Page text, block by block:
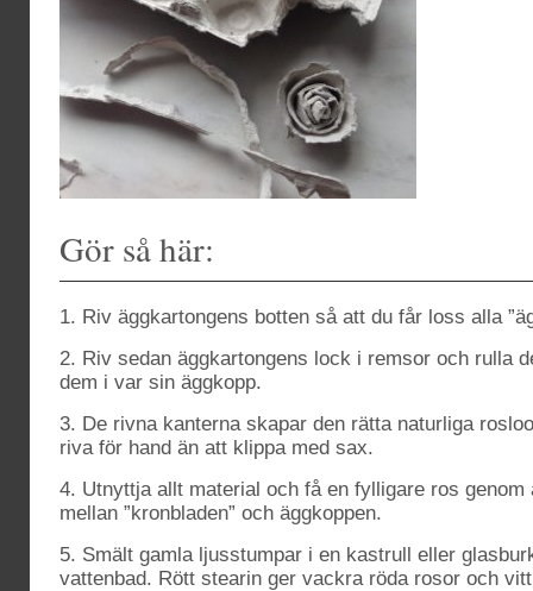
Gör så här:
1. Riv äggkartongens botten så att du får loss alla
2. Riv sedan äggkartongens lock i remsor och rulla
dem i var sin äggkopp.
3. De rivna kanterna skapar den rätta naturliga
riva för hand än att klippa med sax.
4. Utnyttja allt material och få en fylligare ros
mellan ”kronbladen” och äggkoppen.
5. Smält gamla ljusstumpar i en kastrull eller
vattenbad. Rött stearin ger vackra röda rosor och